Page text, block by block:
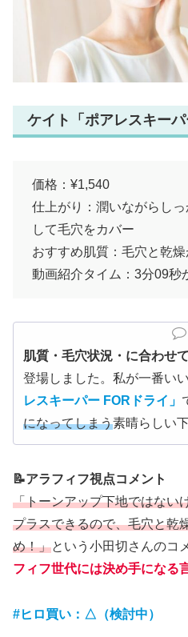
ケイト「ポアレスキーパ
価格：¥1,540
仕上がり：潤いながらし
して毛穴をカバー
おすすめ肌質：毛穴と乾
動画紹介タイム：3分09秒
肌質・毛穴状況・に合わせ
登場しました。私が一番い
レスキーパー FORドライ」
になってしまう素晴らしい
📝アラフィフ視点コメント
「トーンアップ下地ではない
プラスできるので、毛穴と乾
め！」という小田切さんのコ
フィフ世代には決め手になる
#ヒロ買い：△（検討中）